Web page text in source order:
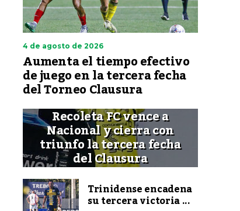
4 de agosto de 2026
Aumenta el tiempo efectivo
de juego en la tercera fecha
del Torneo Clausura
Recoleta FC vence a
Nacional y cierra con
triunfo la tercera fecha
del Clausura
Trinidense encadena
su tercera victoria ...